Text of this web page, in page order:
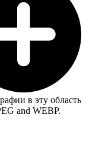
в эту область
and WEBP.